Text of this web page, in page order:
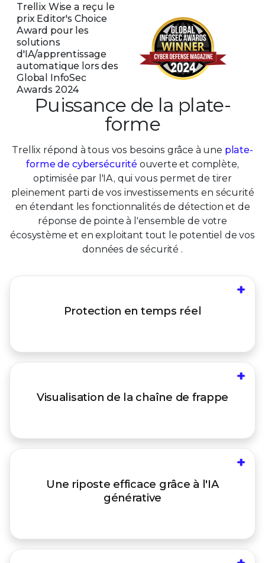
Trellix Wise a reçu le
prix Editor's Choice
Award pour les
solutions
d'IA/apprentissage
automatique lors des
Global InfoSec
Awards 2024
Puissance de la plate-
forme
Trellix répond à tous vos besoins grâce à une plate-
forme de cybersécuritéouverte et complète,
optimisée par l'IA, qui vous permet de tirer
pleinement parti de vos investissements en sécurité
en étendant les fonctionnalités de détection et de
réponse de pointe à l'ensemble de votre
écosystème et en exploitant tout le potentiel de vos
données de sécurité .
Bloquez les menaces émergentes en diffusant
sans délai les informations sur les menaces et
le contenu de détection à l'ensemble des
+
Protection en temps réel
ensemble afin d'identifier et de contrer des
menaces de plus en plus sophistiquées,
+
Visualisation de la chaîne de frappe
Déployez un système de défense optimisé par
l'IA, avec des investigations autonomes et des
réponses guidées, reposant sur plus de
10 années d'expérience et de savoir-faire dans
+
Une riposte efficace grâce à l'IA
générative